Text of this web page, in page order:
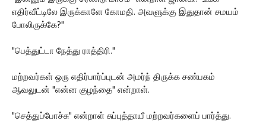
எதிர்வீட்டிலே இருக்காளே கோமதி. அவளுக்கு இதுதான் சமயம்
போலிருக்கே?"
"பெத்துட்டா நேத்து ராத்திரி."
மற்றவர்கள் ஒரு எதிர்பார்ப்புடன் அமர்ந் திருக்க சண்பகம்
ஆவலுடன் "என்ன குழந்தை" என்றாள்.
"செத்துப்போச்சு" என்றாள் சுப்புத்தாயீ மற்றவர்களைப் பார்த்து.